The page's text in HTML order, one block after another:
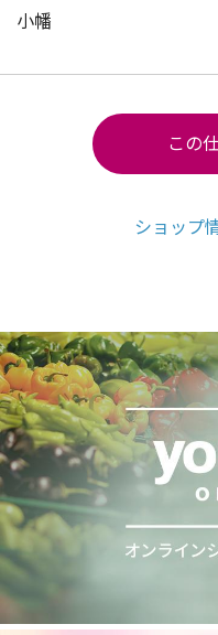
小幡
この
ショップ